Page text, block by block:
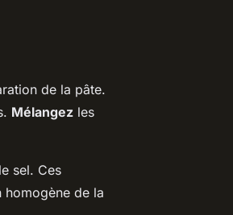
de la pâte.
Mélangez les
sel. Ces
homogène de la